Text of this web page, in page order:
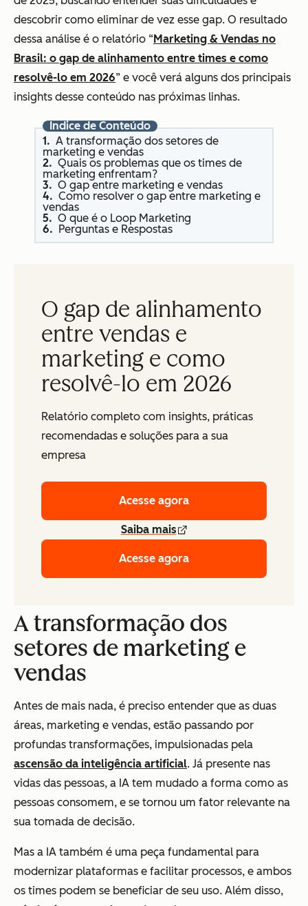
descobrir como eliminar de vez esse gap. O resultado
dessa análise é o relatório “Marketing & Vendas no
Brasil: o gap de alinhamento entre times e como
resolvê-lo em 2026” e você verá alguns dos principais
insights desse conteúdo nas próximas linhas.
Índice de Conteúdo
A transformação dos setores de
marketing e vendas
Quais os problemas que os times de
marketing enfrentam?
O gap entre marketing e vendas
Como resolver o gap entre marketing e
vendas
O que é o Loop Marketing
Perguntas e Respostas
O gap de alinhamento
entre vendas e
marketing e como
resolvê-lo em 2026
Relatório completo com insights, práticas
recomendadas e soluções para a sua
empresa
Acesse agora
Saiba mais
Acesse agora
A transformação dos
setores de marketing e
vendas
Antes de mais nada, é preciso entender que as duas
áreas, marketing e vendas, estão passando por
profundas transformações, impulsionadas pela
ascensão da inteligência artificial. Já presente nas
vidas das pessoas, a IA tem mudado a forma como as
pessoas consomem, e se tornou um fator relevante na
sua tomada de decisão.
Mas a IA também é uma peça fundamental para
modernizar plataformas e facilitar processos, e ambos
os times podem se beneficiar de seu uso. Além disso,